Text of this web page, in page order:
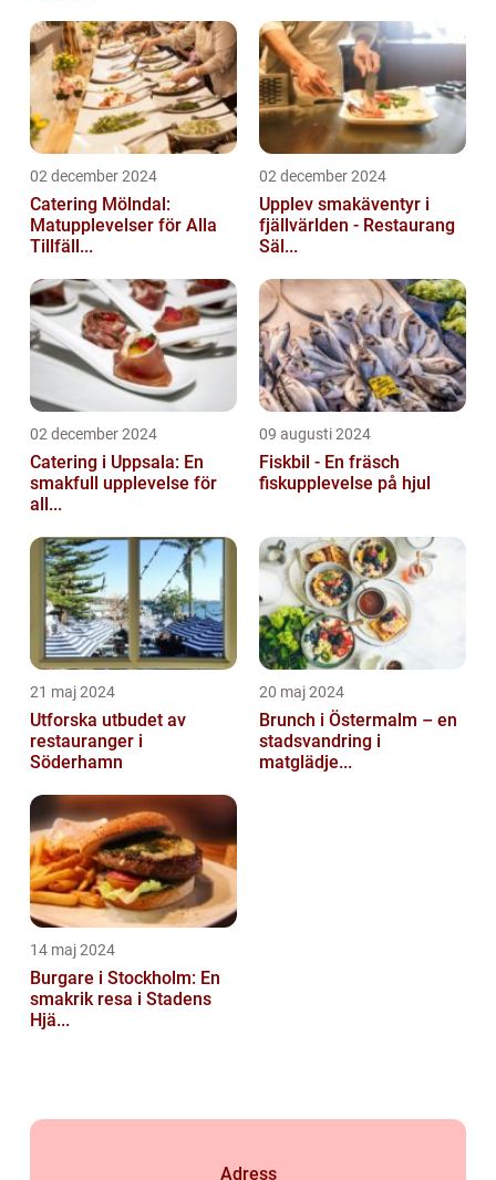
02 december 2024
Catering Mölndal:
Matupplevelser för Alla
Tillfäll...
02 december 2024
Upplev smakäventyr i
fjällvärlden - Restaurang
Säl...
02 december 2024
Catering i Uppsala: En
smakfull upplevelse för
all...
09 augusti 2024
Fiskbil - En fräsch
fiskupplevelse på hjul
21 maj 2024
Utforska utbudet av
restauranger i
Söderhamn
20 maj 2024
Brunch i Östermalm – en
stadsvandring i
matglädje...
14 maj 2024
Burgare i Stockholm: En
smakrik resa i Stadens
Hjä...
Adress